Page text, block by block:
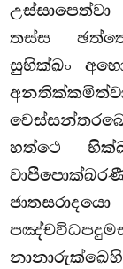
තස්ස
සුභික්ඛං
හත්ථෙ